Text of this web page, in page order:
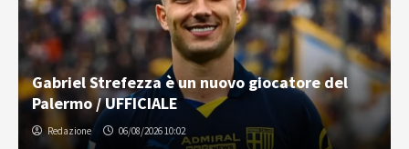
Gabriel Strefezza è un nuovo giocatore del
Palermo / UFFICIALE
Redazione 06/08/2026 10:02